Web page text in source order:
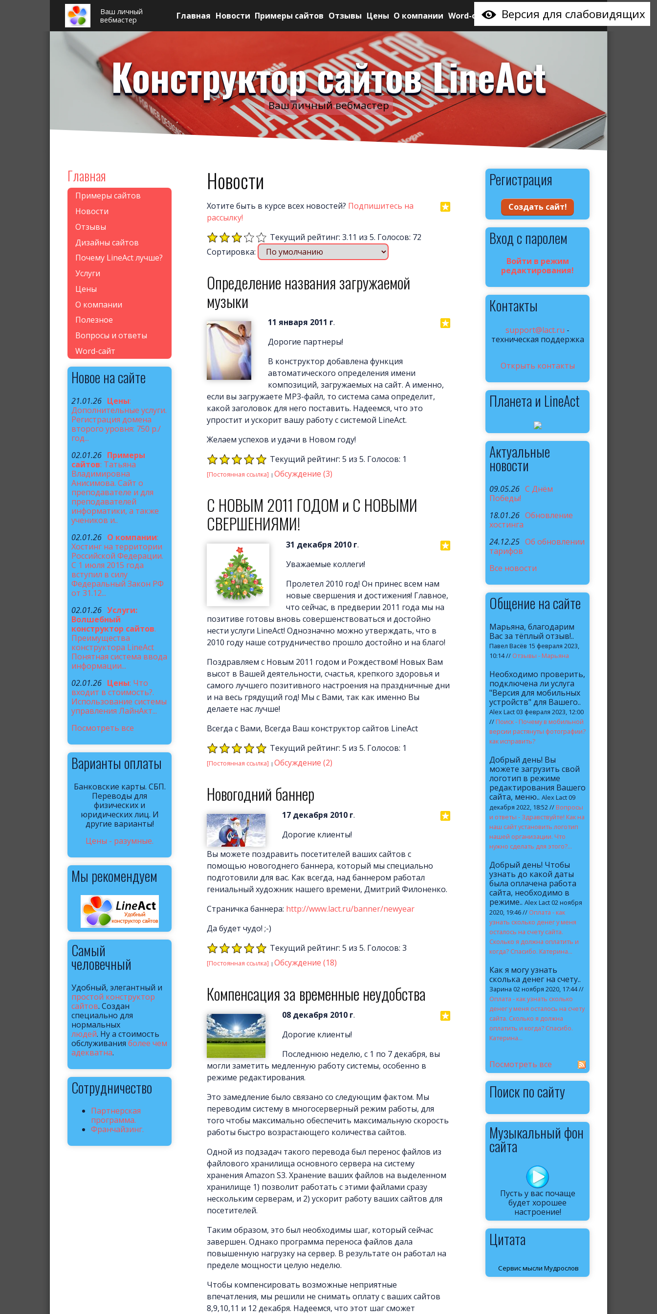
Версия для слабовидящих
Ваш личный
вебмастер
Главная Новости Примеры сайтов Отзывы Цены О компании Word-сайт
Конструктор сайтов LineAct
Ваш личный вебмастер
Главная
Примеры сайтов
Новости
Отзывы
Дизайны сайтов
Почему LineAct лучше?
Услуги
Цены
О компании
Полезное
Вопросы и ответы
Word-сайт
Новое на сайте
21.01.26 Цены:
Дополнительные услуги.
Регистрация домена
второго уровня: 750 р./
год...
02.01.26 Примеры
сайтов: Татьяна
Владимировна
Анисимова. Сайт о
преподавателе и для
преподавателей
информатики, а также
учеников и..
02.01.26 О компании:
Хостинг на территории
Российской Федерации.
С 1 июля 2015 года
вступил в силу
Федеральный Закон РФ
от 31.12...
02.01.26 Услуги:
Волшебный
конструктор сайтов.
Преимущества
конструктора LineAct
Понятная система ввода
информации...
02.01.26 Цены: Что
входит в стоимость?.
Использование системы
управления ЛайнАкт...
Посмотреть все
Варианты оплаты
Банковские карты. СБП.
Переводы для
физических и
юридических лиц. И
другие варианты!
Цены - разумные.
Мы рекомендуем
Самый
человечный
Удобный, элегантный и
простой конструктор
сайтов. Создан
специально для
нормальных
людей. Ну а стоимость
обслуживания более чем
адекватна.
Сотрудничество
Партнерская
программа.
Франчайзинг.
Новости
Хотите быть в курсе всех новостей? Подпишитесь на
рассылку!
Текущий рейтинг: 3.11 из 5. Голосов: 72
Сортировка:
Определение названия загружаемой
музыки
11 января 2011 г.
Дорогие партнеры!
В конструктор добавлена функция
автоматического определения имени
композиций, загружаемых на сайт. А именно,
если вы загружаете MP3-файл, то система сама определит,
какой заголовок для него поставить. Надеемся, что это
упростит и ускорит вашу работу с системой LineAct.
Желаем успехов и удачи в Новом году!
Текущий рейтинг: 5 из 5. Голосов: 1
[Постоянная ссылка] Обсуждение (3)
С НОВЫМ 2011 ГОДОМ и С НОВЫМИ
СВЕРШЕНИЯМИ!
31 декабря 2010 г.
Уважаемые коллеги!
Пролетел 2010 год! Он принес всем нам
новые свершения и достижения! Главное,
что сейчас, в предверии 2011 года мы на
позитиве готовы вновь совершенствоваться и достойно
нести услуги LineAct! Однозначно можно утверждать, что в
2010 году наше сотрудничество прошло достойно и на благо!
Поздравляем с Новым 2011 годом и Рождеством! Новых Вам
высот в Вашей деятельности, счастья, крепкого здоровья и
самого лучшего позитивного настроения на праздничные дни
и на весь грядущий год! Мы с Вами, так как именно Вы
делаете нас лучше!
Всегда с Вами, Всегда Ваш конструктор сайтов LineAct
Текущий рейтинг: 5 из 5. Голосов: 1
[Постоянная ссылка] Обсуждение (2)
Новогодний баннер
17 декабря 2010 г.
Дорогие клиенты!
Вы можете поздравить посетителей ваших сайтов с
помощью новогоднего баннера, который мы специально
подготовили для вас. Как всегда, над баннером работал
гениальный художник нашего времени, Дмитрий Филоненко.
Страничка баннера: http://www.lact.ru/banner/newyear
Да будет чудо! ;-)
Текущий рейтинг: 5 из 5. Голосов: 3
[Постоянная ссылка] Обсуждение (18)
Компенсация за временные неудобства
08 декабря 2010 г.
Дорогие клиенты!
Последнюю неделю, с 1 по 7 декабря, вы
могли заметить медленную работу системы, особенно в
режиме редактирования.
Это замедление было связано со следующим фактом. Мы
переводим систему в многосерверный режим работы, для
того чтобы максимально обеспечить максимальную скорость
работы быстро возрастающего количества сайтов.
Одной из подзадач такого перевода был перенос файлов из
файлового хранилища основного сервера на систему
хранения Amazon S3. Хранение ваших файлов на выделенном
хранилище 1) позволит работать с этими файлами сразу
нескольким серверам, и 2) ускорит работу ваших сайтов для
посетителей.
Таким образом, это был необходимы шаг, который сейчас
завершен. Однако программа переноса файлов дала
повышенную нагрузку на сервер. В результате он работал на
пределе мощности целую неделю.
Чтобы компенсировать возможные неприятные
впечатления, мы решили не снимать оплату с ваших сайтов
8,9,10,11 и 12 декабря. Надеемся, что этот шаг сможет
Регистрация
Вход с паролем
Войти в режим
редактирования!
Контакты
support@lact.ru -
техническая поддержка
Открыть контакты
Планета и LineAct
Актуальные
новости
09.05.26 C Днём
Победы!
18.01.26 Обновление
хостинга
24.12.25 Об обновлении
тарифов
Все новости
Общение на сайте
Марьяна, благодарим
Вас за тёплый отзыв!..
Павел Васёв 15 февраля 2023,
10:14 // Отзывы - Марьяна
Необходимо проверить,
подключена ли услуга
"Версия для мобильных
устройств" для Вашего..
Alex Lact 03 февраля 2023, 12:00
// Поиск - Почему в мобильной
версии растянуты фотографии?
как исправить?
Добрый день! Вы
можете загрузить свой
логотип в режиме
редактирования Вашего
сайта, меню.. Alex Lact 09
декабря 2022, 18:52 // Вопросы
и ответы - Здравствуйте! Как на
наш сайт установить логотип
нашей организации. Что
нужно сделать для этого?...
Добрый день! Чтобы
узнать до какой даты
была оплачена работа
сайта, необходимо в
режиме.. Alex Lact 02 ноября
2020, 19:46 // Оплата - как
узнать сколько денег у меня
осталось на счету сайта.
Сколько я должна оплатить и
когда? Спасибо. Катерина...
Как я могу узнать
сколька денег на счету..
Зарина 02 ноября 2020, 17:44 //
Оплата - как узнать сколько
денег у меня осталось на счету
сайта. Сколько я должна
оплатить и когда? Спасибо.
Катерина...
Посмотреть все
Поиск по сайту
Музыкальный фон
сайта
Пусть у вас почаще
будет хорошее
настроение!
Цитата
Сервис мысли Мудрослов